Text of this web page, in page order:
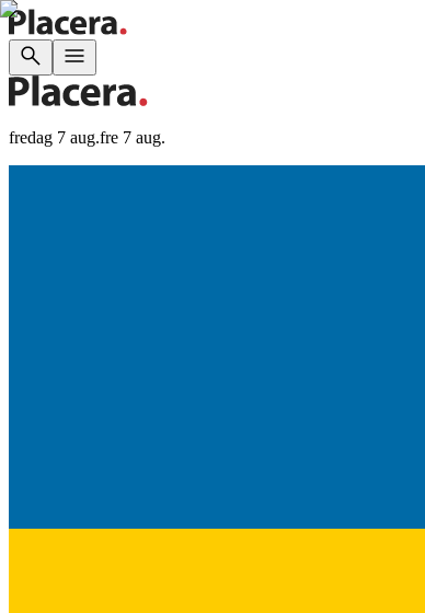
fredag 7 aug.fre 7 aug.